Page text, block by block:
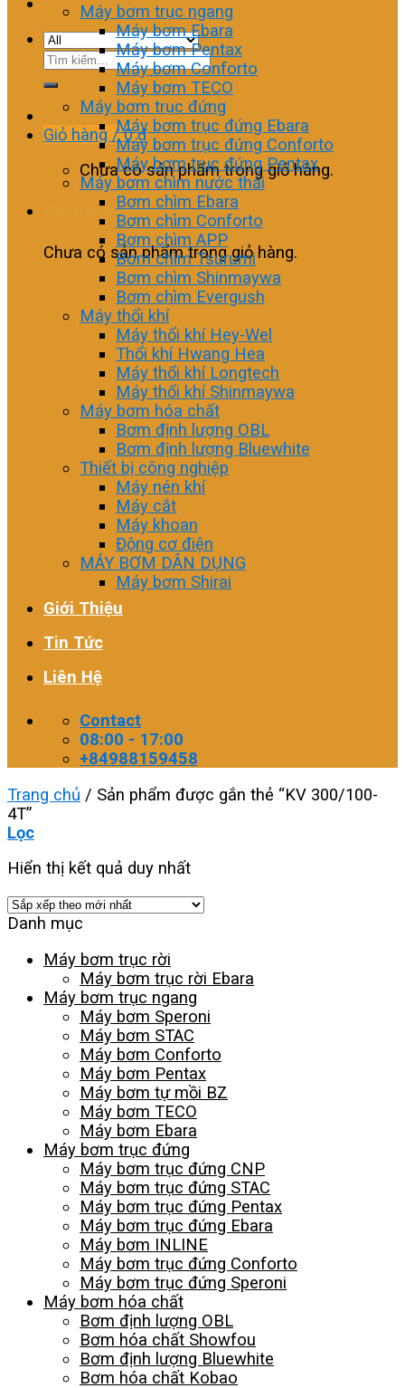
Tìm
Giỏ hàng /0₫
Chưa có sản phẩm trong giỏ hàng.
Giỏ hàng
Chưa có sản phẩm trong giỏ hàng.
Máy bơm trục ngang
Máy bơm Ebara
Máy bơm Pentax
Máy bơm Conforto
Máy bơm TECO
Máy bơm trục đứng
Máy bơm trục đứng Ebara
Máy bơm trục đứng Conforto
Máy bơm trục đứng Pentax
Máy bơm chìm nước thải
Bơm chìm Ebara
Bơm chìm Conforto
Bơm chìm APP
Bơm chìm Tsurumi
Bơm chìm Shinmaywa
Bơm chìm Evergush
Máy thổi khí
Máy thổi khí Hey-Wel
Thổi khí Hwang Hea
Máy thổi khí Longtech
Máy thổi khí Shinmaywa
Máy bơm hóa chất
Bơm định lượng OBL
Bơm định lượng Bluewhite
Thiết bị công nghiệp
Máy nén khí
Máy cắt
Máy khoan
Động cơ điện
MÁY BƠM DÂN DỤNG
Máy bơm Shirai
Giới Thiệu
Tin Tức
Liên Hệ
Contact
08:00 - 17:00
+84988159458
Trang chủ / Sản phẩm được gắn thẻ “KV 300/100-
4T”
Lọc
Hiển thị kết quả duy nhất
Danh mục
Máy bơm trục rời
Máy bơm trục rời Ebara
Máy bơm trục ngang
Máy bơm Speroni
Máy bơm STAC
Máy bơm Conforto
Máy bơm Pentax
Máy bơm tự mồi BZ
Máy bơm TECO
Máy bơm Ebara
Máy bơm trục đứng
Máy bơm trục đứng CNP
Máy bơm trục đứng STAC
Máy bơm trục đứng Pentax
Máy bơm trục đứng Ebara
Máy bơm INLINE
Máy bơm trục đứng Conforto
Máy bơm trục đứng Speroni
Máy bơm hóa chất
Bơm định lượng OBL
Bơm hóa chất Showfou
Bơm định lượng Bluewhite
Bơm hóa chất Kobao